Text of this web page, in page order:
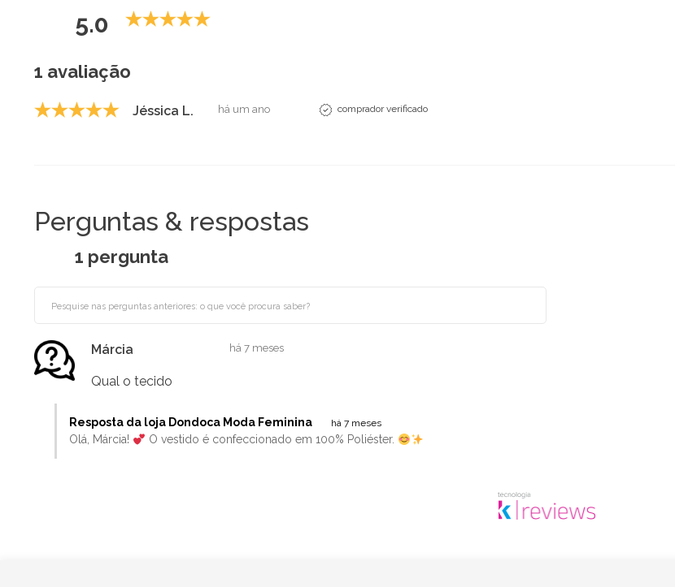
5.0
1 avaliação
Jéssica L. há um ano comprador verificado
Perguntas & respostas
1 pergunta
Márcia há 7 meses
Qual o tecido
Resposta da loja Dondoca Moda Feminina há 7 meses
Olá, Márcia! O vestido é confeccionado em 100% Poliéster.